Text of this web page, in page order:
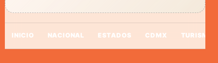
INICIO NACIONAL ESTADOS CDMX TURISMO